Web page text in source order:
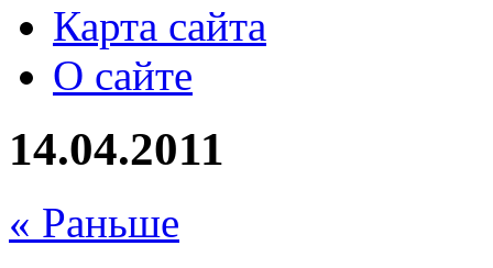
Карта сайта
О сайте
14.04.2011
« Раньше